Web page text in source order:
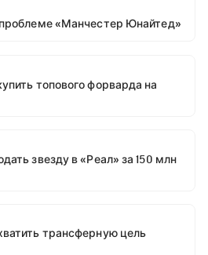
«Манчестер Юнайтед»
топового форварда на
звезду в «Реал» за 150 млн
трансферную цель